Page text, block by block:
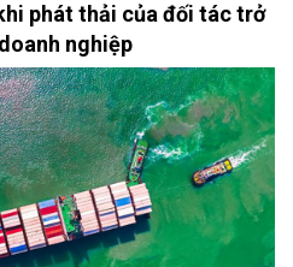
phát thải của đối tác trở
nghiệp